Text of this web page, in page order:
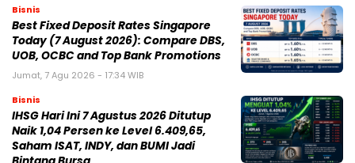
Bisnis
Best Fixed Deposit Rates Singapore
Today (7 August 2026): Compare DBS,
UOB, OCBC and Top Bank Promotions
Jumat, 7 Agu 2026 - 17:34 WIB
Bisnis
IHSG Hari Ini 7 Agustus 2026 Ditutup
Naik 1,04 Persen ke Level 6.409,65,
Saham ISAT, INDY, dan BUMI Jadi